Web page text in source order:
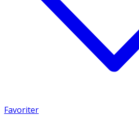
Favoriter